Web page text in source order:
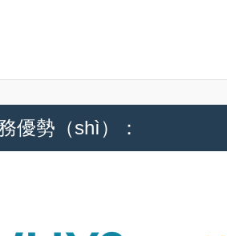
優勢（shì）：